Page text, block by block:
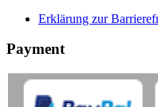
Erklärung zur
Payment